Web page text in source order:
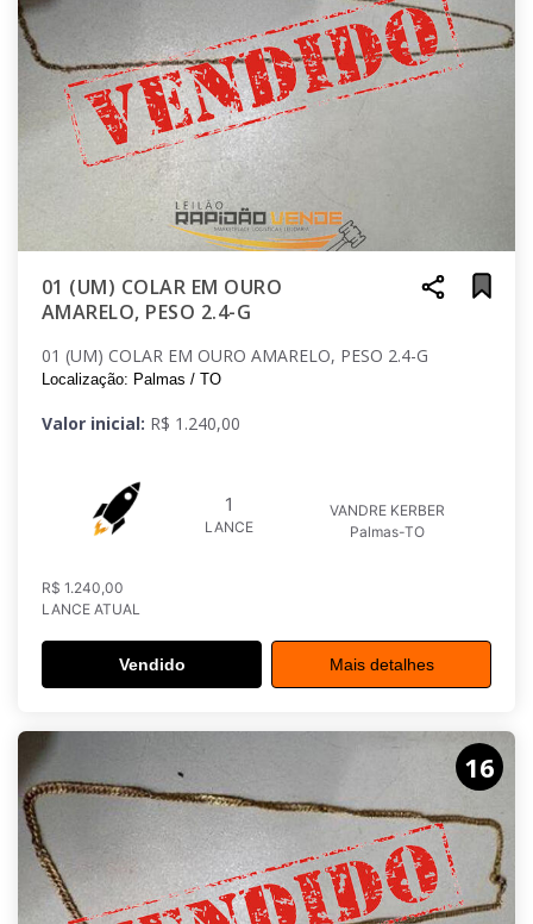
01 (UM) COLAR EM OURO
AMARELO, PESO 2.4-G
01 (UM) COLAR EM OURO AMARELO, PESO 2.4-G
Localização: Palmas / TO
Valor inicial: R$ 1.240,00
1
LANCE
VANDRE KERBER
Palmas-TO
R$ 1.240,00
LANCE ATUAL
Vendido Mais detalhes
16